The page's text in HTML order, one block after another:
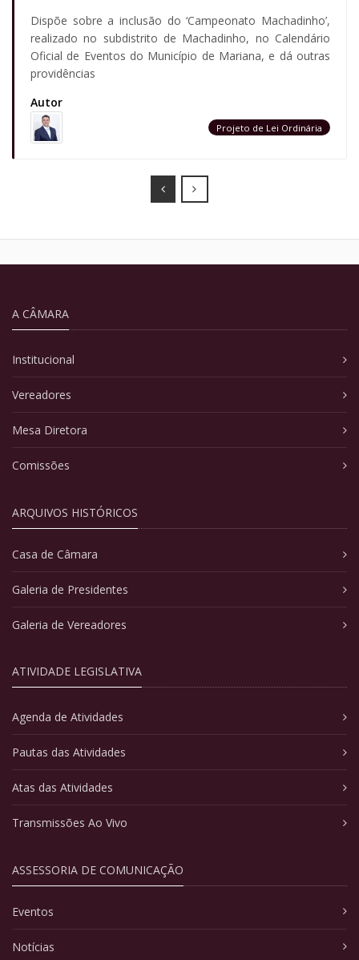
Dispõe sobre a inclusão do ‘Campeonato Machadinho’,
realizado no subdistrito de Machadinho, no Calendário
Oficial de Eventos do Município de Mariana, e dá outras
providências
Autor
Projeto de Lei Ordinária
Prev Next
A CÂMARA
Institucional
Vereadores
Mesa Diretora
Comissões
ARQUIVOS HISTÓRICOS
Casa de Câmara
Galeria de Presidentes
Galeria de Vereadores
ATIVIDADE LEGISLATIVA
Agenda de Atividades
Pautas das Atividades
Atas das Atividades
Transmissões Ao Vivo
ASSESSORIA DE COMUNICAÇÃO
Eventos
Notícias